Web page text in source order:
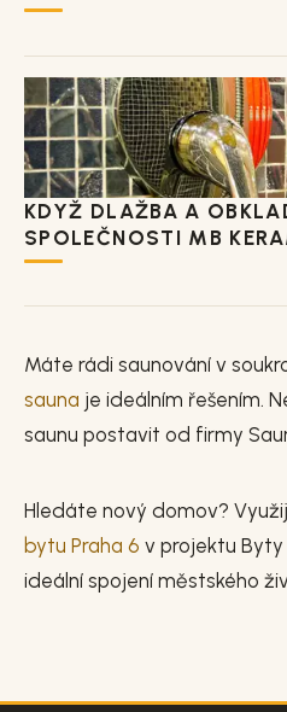
KDYŽ DLAŽBA A
SPOLEČNOSTI MB
Máte rádi saunování v
sauna je ideálním řešením.
saunu postavit od firmy
Hledáte nový domov?
bytu Praha 6 v projektu
ideální spojení městského